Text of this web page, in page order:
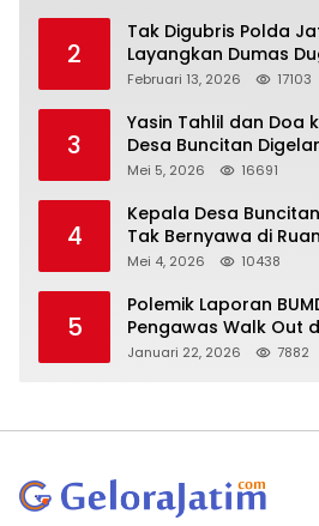
2
Tak Digubris Polda
Layangkan Dumas
Oknum DPRD Sidoarjo
Februari 13, 2026 17103
3
Yasin Tahlil dan Doa
Desa Buncitan
Mei 5, 2026 16691
4
Kepala Desa
Tak Bernyawa di
Bunuh Diri Menguat
Mei 4, 2026 10438
5
Polemik Laporan
Pengawas Walk Out
Kejanggalan
Januari 22, 2026 7882